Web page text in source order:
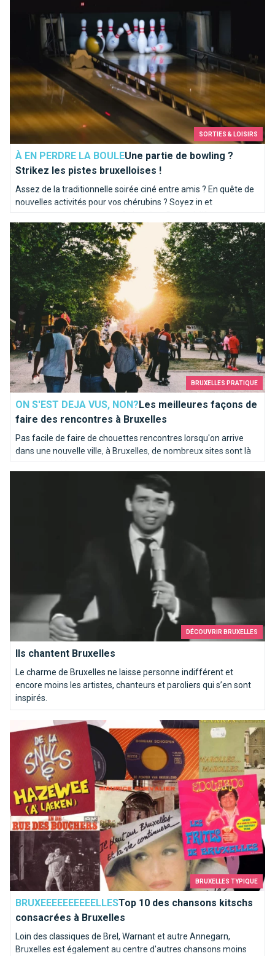
SORTIES & LOISIRS
À EN PERDRE LA BOULEUne partie de bowling ?
Strikez les pistes bruxelloises !
Assez de la traditionnelle soirée ciné entre amis ? En quête de
nouvelles activités pour vos chérubins ? Soyez in et
programmez-vous une soirée bowling. Brusselslife a
sélectionné pour vous les meilleures pistes de la capitale.
BRUXELLES PRATIQUE
ON S'EST DEJA VUS, NON?Les meilleures façons de
faire des rencontres à Bruxelles
Pas facile de faire de chouettes rencontres lorsqu'on arrive
dans une nouvelle ville, à Bruxelles, de nombreux sites sont là
pour vous aider.
Les meilleures façons de faire des rencontres à Bruxelles
DÉCOUVRIR BRUXELLES
Ils chantent Bruxelles
Le charme de Bruxelles ne laisse personne indifférent et
encore moins les artistes, chanteurs et paroliers qui s’en sont
inspirés.
BRUXELLES TYPIQUE
BRUXEEEEEEEEEELLESTop 10 des chansons kitschs
consacrées à Bruxelles
Loin des classiques de Brel, Warnant et autre Annegarn,
Bruxelles est également au centre d'autres chansons moins
Top 10 des chansons kitschs consacrées à Bruxelles